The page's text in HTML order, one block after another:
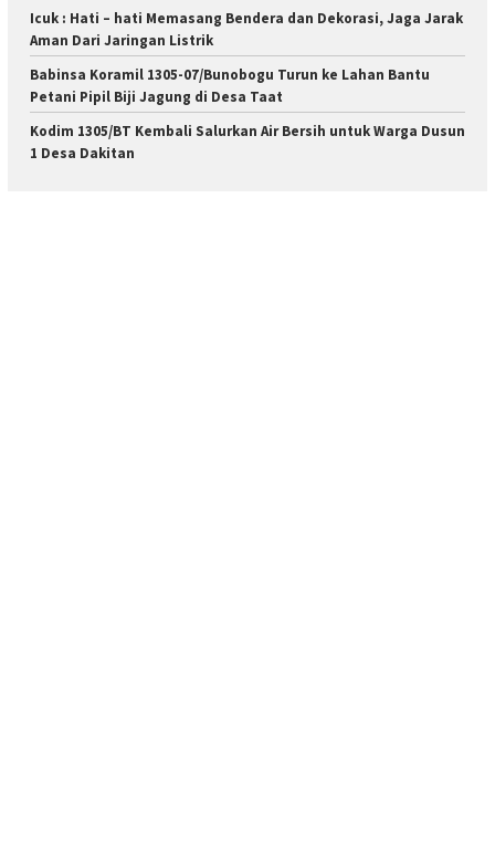
Icuk : Hati – hati Memasang Bendera dan Dekorasi, Jaga Jarak
Aman Dari Jaringan Listrik
Babinsa Koramil 1305-07/Bunobogu Turun ke Lahan Bantu
Petani Pipil Biji Jagung di Desa Taat
Kodim 1305/BT Kembali Salurkan Air Bersih untuk Warga Dusun
1 Desa Dakitan